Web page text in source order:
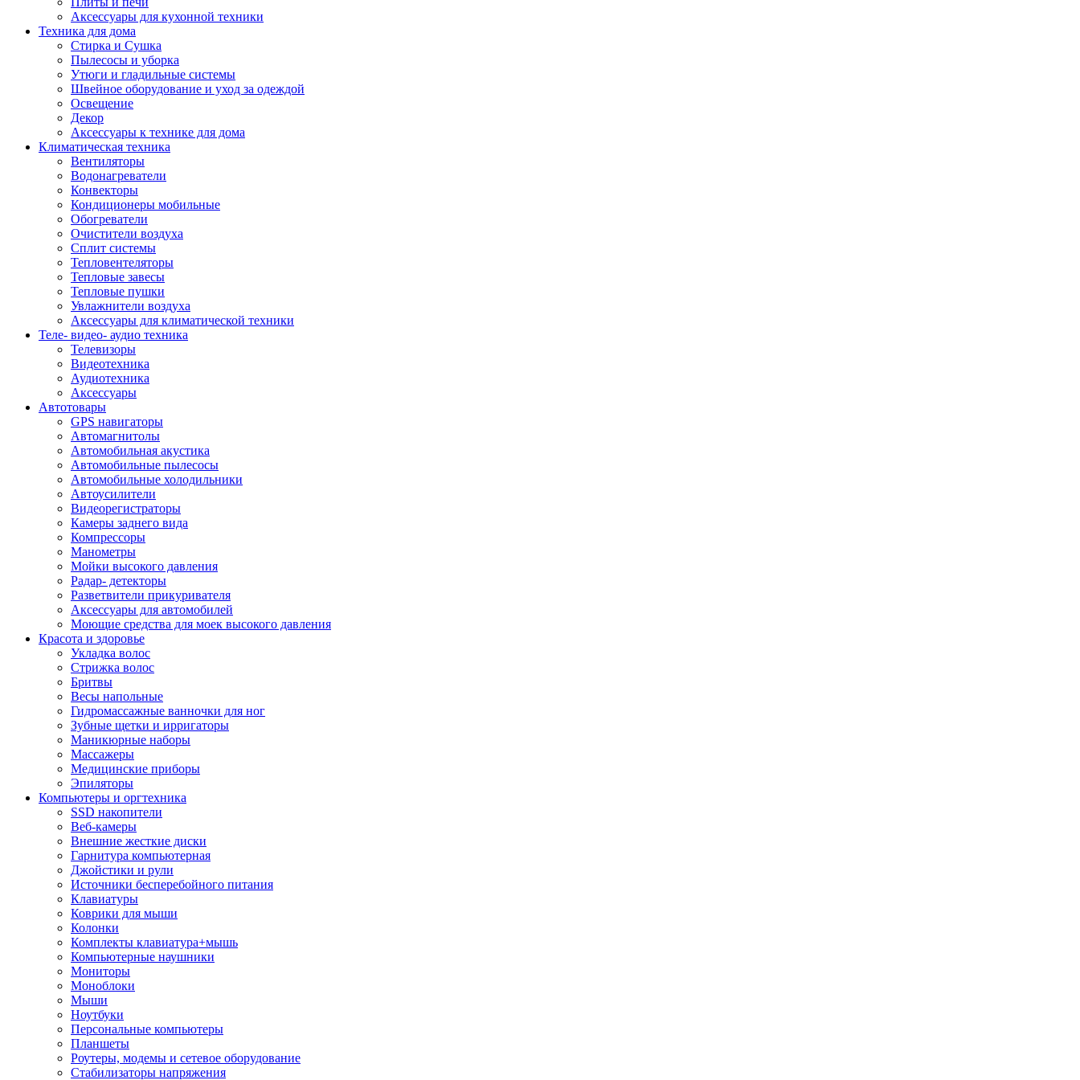
Аксессуары для кухонной техники
Техника для дома
Стирка и Сушка
Пылесосы и уборка
Утюги и гладильные системы
Швейное оборудование и уход за одеждой
Освещение
Декор
Аксессуары к технике для дома
Климатическая техника
Вентиляторы
Водонагреватели
Конвекторы
Кондиционеры мобильные
Обогреватели
Очистители воздуха
Сплит системы
Тепловентеляторы
Тепловые завесы
Тепловые пушки
Увлажнители воздуха
Аксессуары для климатической техники
Теле- видео- аудио техника
Телевизоры
Видеотехника
Аудиотехника
Аксессуары
Автотовары
GPS навигаторы
Автомагнитолы
Автомобильная акустика
Автомобильные пылесосы
Автомобильные холодильники
Автоусилители
Видеорегистраторы
Камеры заднего вида
Компрессоры
Манометры
Мойки высокого давления
Радар- детекторы
Разветвители прикуривателя
Аксессуары для автомобилей
Моющие средства для моек высокого давления
Красота и здоровье
Укладка волос
Стрижка волос
Бритвы
Весы напольные
Гидромассажные ванночки для ног
Зубные щетки и ирригаторы
Маникюрные наборы
Массажеры
Медицинские приборы
Эпиляторы
Компьютеры и оргтехника
SSD накопители
Веб-камеры
Внешние жесткие диски
Гарнитура компьютерная
Джойстики и рули
Источники бесперебойного питания
Клавиатуры
Коврики для мыши
Колонки
Комплекты клавиатура+мышь
Компьютерные наушники
Мониторы
Моноблоки
Мыши
Ноутбуки
Персональные компьютеры
Планшеты
Роутеры, модемы и сетевое оборудование
Стабилизаторы напряжения